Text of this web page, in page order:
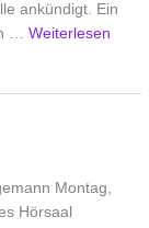
ankündigt. Ein
…Weiterlesen
Montag,
Hörsaal